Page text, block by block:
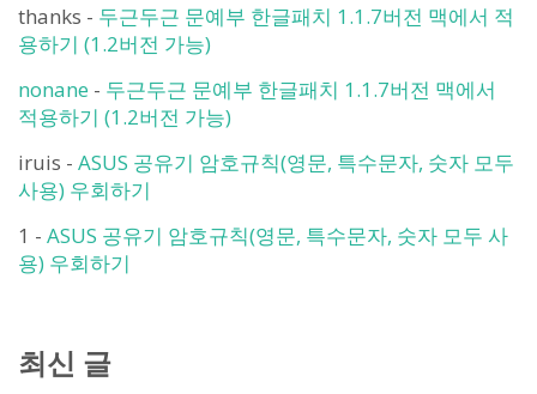
thanks - 두근두근 문예부 한글패치 1.1.7버전 맥에서 적
용하기 (1.2버전 가능)
nonane - 두근두근 문예부 한글패치 1.1.7버전 맥에서
적용하기 (1.2버전 가능)
iruis - ASUS 공유기 암호규칙(영문, 특수문자, 숫자 모두
사용) 우회하기
1 - ASUS 공유기 암호규칙(영문, 특수문자, 숫자 모두 사
용) 우회하기
최신 글